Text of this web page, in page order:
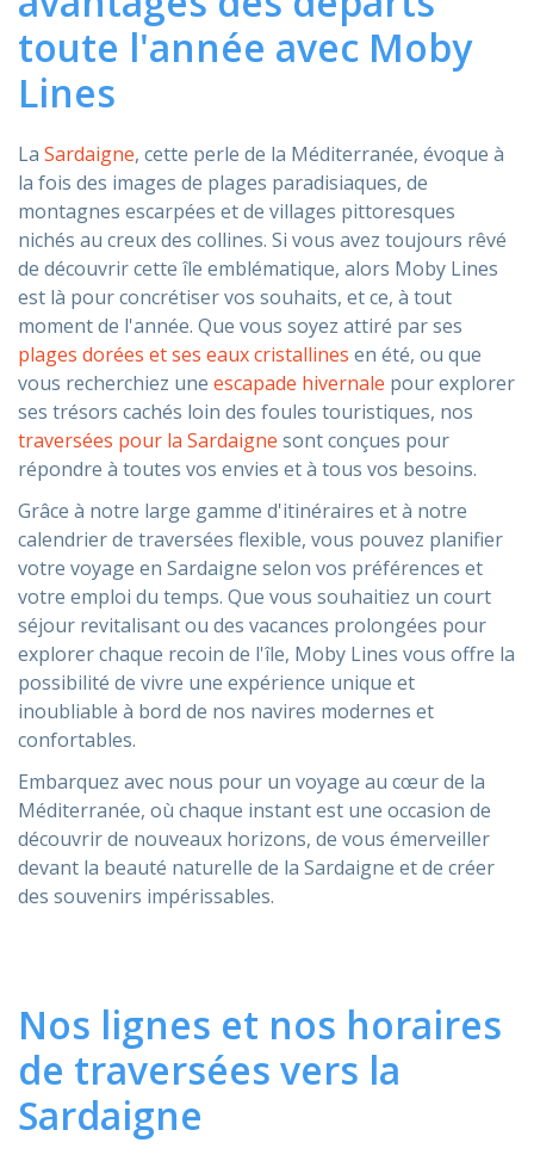
ASSISTANCE
AssistanceEn ligne
Assistanceinfo@mobylines.fr
toute l'année avec Moby
Lines
La Sardaigne, cette perle de la Méditerranée, évoque à
la fois des images de plages paradisiaques, de
montagnes escarpées et de villages pittoresques
nichés au creux des collines. Si vous avez toujours rêvé
de découvrir cette île emblématique, alors Moby Lines
est là pour concrétiser vos souhaits, et ce, à tout
moment de l'année. Que vous soyez attiré par ses
plages dorées et ses eaux cristallines en été, ou que
vous recherchiez une escapade hivernale pour explorer
ses trésors cachés loin des foules touristiques, nos
traversées pour la Sardaigne sont conçues pour
répondre à toutes vos envies et à tous vos besoins.
Grâce à notre large gamme d'itinéraires et à notre
calendrier de traversées flexible, vous pouvez planifier
votre voyage en Sardaigne selon vos préférences et
votre emploi du temps. Que vous souhaitiez un court
séjour revitalisant ou des vacances prolongées pour
explorer chaque recoin de l'île, Moby Lines vous offre la
possibilité de vivre une expérience unique et
inoubliable à bord de nos navires modernes et
confortables.
Embarquez avec nous pour un voyage au cœur de la
Méditerranée, où chaque instant est une occasion de
découvrir de nouveaux horizons, de vous émerveiller
devant la beauté naturelle de la Sardaigne et de créer
des souvenirs impérissables.
Nos lignes et nos horaires
de traversées vers la
Sardaigne